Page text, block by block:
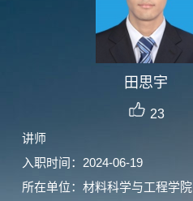
田思宇
23
讲师
入职时间：2024-06-19
所在单位：材料科学与工程学院